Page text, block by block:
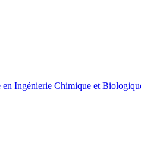
Ingénierie Chimique et